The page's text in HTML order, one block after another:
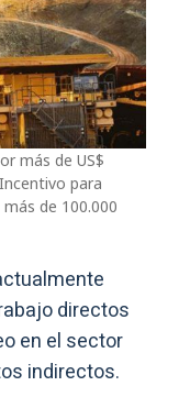
más de US$
para
de 100.000
directos
en el sector
indirectos.